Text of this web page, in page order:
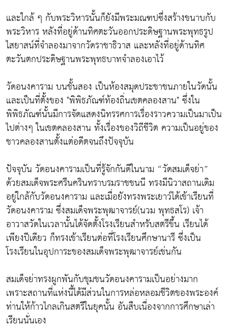
และใกล้ ๆ กับพระวิหารนั้นก็ยังมีพระมณฑปซึ่งสร้างขนาบกับ
พระวิหาร หลังที่อยู่ด้านทิศตะวันออกประดิษฐานพระพุทธรูป
ไสยาสน์ที่จำลองมาจากวัดราชาธิวาส และหลังที่อยู่ด้านทิศ
ตะวันตกประดิษฐานพระพุทธบาทจำลองเอาไว้
วัดอนงคาราม บนชั้นสอง เป็นห้องสมุดประชาชนภายในวัดนั้น
และเป็นที่ตั้งของ "พิพิธภัณฑ์ท้องถิ่นเขตคลองสาน" ซึ่งใน
พิพิธภัณฑ์นั้นมีการจัดแสดงนิทรรศการเรื่องราวความเป็นมาเป็น
ไปต่างๆ ในเขตคลองสาน ทั้งเรื่องของวิถีชีวิต ความเป็นอยู่ของ
ชาวคลองสานตั้งแต่อดีตจนถึงปัจจุบัน
ปัจจุบัน วัดอนงคารามเป็นที่รู้จักกันดีในนาม “วัดสมเด็จย่า”
ด้วยสมเด็จพระศรีนครินทราบรมราชชนนี ทรงมีนิวาสถานเดิม
อยู่ใกล้กับวัดอนงคาราม และเมื่อยังทรงพระเยาว์ได้เข้าเรียนที่
วัดอนงคาราม ซึ่งสมเด็จพระพุฒาจารย์(นวม พุทธสโร) เจ้า
อาวาสวัดในเวลานั้นได้จัดตั้งโรงเรียนสำหรับสตรีขึ้น เรียนได้
เพียงปีเดียว ก็ทรงเข้าเรียนต่อที่โรงเรียนศึกษานารี ซึ่งเป็น
โรงเรียนในอุปการะของสมเด็จพระพุฒาจารย์เช่นกัน
สมเด็จย่าทรงผูกพันกับชุมชนวัดอนงคารามเป็นอย่างมาก
เพราะสถานที่แห่งนี้ได้มีส่วนในการหล่อหลอมชีวิตของพระองค์
ท่านให้ก้าวไกลเกินสตรีในยุคนั้น อันสืบเนื่องจากการศึกษาเล่า
เรียนนั่นเอง